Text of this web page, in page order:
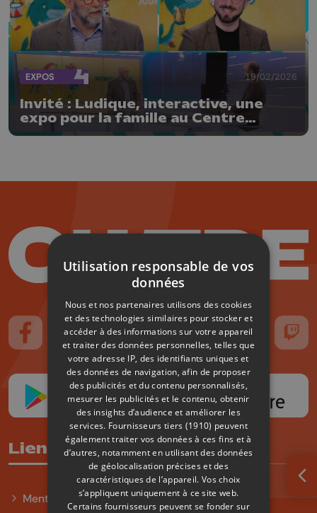
EXPOS 19/02/2026
Invité : Ludique, interactive, une
expo pour la famille au Centre
Culturel de Wanze
Suivez-nous sur FaceBook
Suivez-nous sur Instagram
Suivez-nous sur TikTokSuivez-nous sur YouTube
Suivez-nous
Liens utiles
Mentions légales
Utilisation responsable de vos
données
Nous et nos partenaires utilisons des cookies
et des technologies similaires pour stocker et
accéder à des informations sur votre appareil
et traiter des données personnelles, telles que
votre adresse IP, des identifiants uniques et
des données de navigation, afin de proposer
des publicités et du contenu personnalisés,
mesurer les publicités et le contenu, obtenir
des insights d’audience et améliorer les
services. Fournisseurs tiers (1910) peuvent
également traiter vos données à ces fins et à
d’autres, notamment en utilisant des données
de géolocalisation précises et des
caractéristiques de l’appareil. Vos choix
s’appliquent uniquement à ce site web.
Certains fournisseurs peuvent se fonder sur